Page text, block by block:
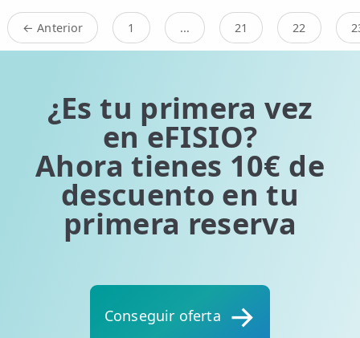
← Anterior 1 ... 21 22
¿Es tu primera vez
en eFISIO?
Ahora tienes 10€ de
descuento en tu
primera reserva
Conseguir oferta